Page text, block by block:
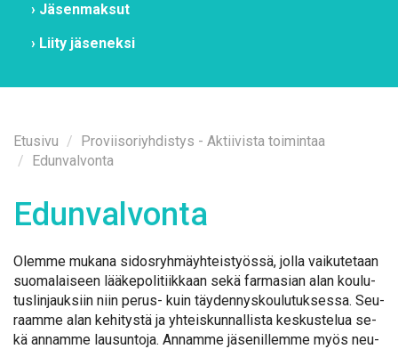
Jä­sen­mak­sut
Lii­ty jä­se­nek­si
Etusi­vu
Pro­vii­so­riyh­dis­tys - Ak­tii­vis­ta toi­min­taa
Edunvalvonta
Edun­val­von­ta
Olem­me mu­ka­na si­dos­ryh­mäyh­teis­työs­sä, jol­la vai­ku­te­taan
suo­ma­lai­seen lää­ke­po­li­tiik­kaan se­kä far­m­asian alan kou­lu­
tus­lin­jauk­siin niin pe­rus- kuin täy­den­nys­kou­lu­tuk­ses­sa. Seu­
raam­me alan ke­hi­tys­tä ja yh­teis­kun­nal­lis­ta kes­kus­te­lua se­
kä an­nam­me lausun­to­ja. An­nam­me jä­se­nil­lem­me myös neu­